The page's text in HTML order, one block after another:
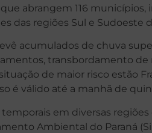
abrangem 116 municípios,
das regiões Sul e Sudoeste
acumulados de chuva
transbordamento de
de maior risco estão
é válido até a manhã de
em diversas regiões
Ambiental do Paraná